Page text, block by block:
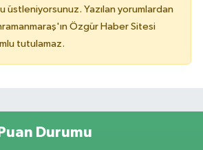
üstleniyorsunuz. Yazılan yorumlardan
Özgür Haber Sitesi
tutulamaz.
Durumu